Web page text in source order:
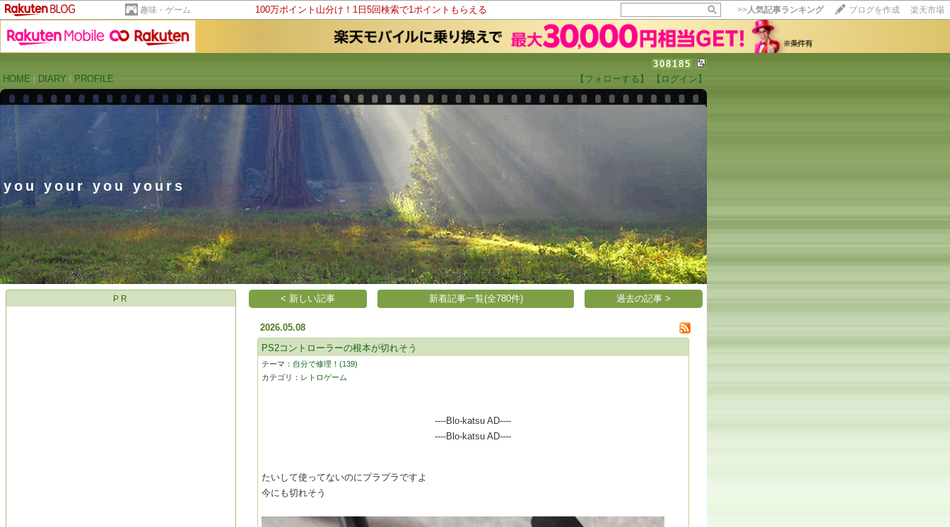
趣味・ゲーム 100万ポイント山分け！1日5回検索で1ポイントもらえる >>人気記事ランキング ブログを作成 楽天市場
308185
HOME
DIARY PROFILE 【フォローする】 【ログイン】
you your you yours
PR < 新しい記事 新着記事一覧(全780件) 過去の記事 >
2026.05.08
PS2コントローラーの根本が切れそう
テーマ： 自分で修理！(139)
カテゴリ： レトロゲーム
----Blo-katsu AD----
----Blo-katsu AD----
たいして使ってないのにプラプラですよ
今にも切れそう